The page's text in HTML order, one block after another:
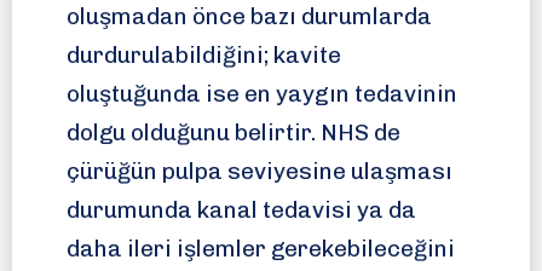
oluşmadan önce bazı durumlarda
durdurulabildiğini; kavite
oluştuğunda ise en yaygın tedavinin
dolgu olduğunu belirtir. NHS de
çürüğün pulpa seviyesine ulaşması
durumunda kanal tedavisi ya da
daha ileri işlemler gerekebileceğini